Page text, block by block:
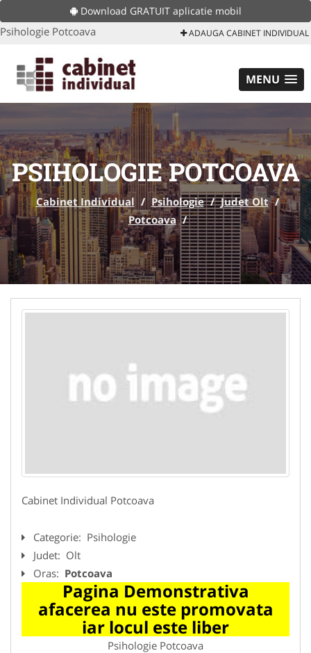
Download GRATUIT aplicatie mobil
Psihologie Potcoava ADAUGA CABINET INDIVIDUAL
MENU
PSIHOLOGIE POTCOAVA
Cabinet Individual / Psihologie / Judet Olt /
Potcoava /
Cabinet Individual Potcoava
Categorie: Psihologie
Judet: Olt
Oras: Potcoava
Pagina Demonstrativa
afacerea nu este promovata
iar locul este liber
Psihologie Potcoava